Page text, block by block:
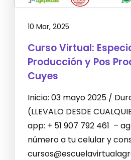
10 Mar, 2025
Curso Virtual:
Producción y Pos
Cuyes
Inicio: 03 mayo 2025 /
(LLEVALO DESDE
app: + 51 907 792 461 –
número a tu celular y